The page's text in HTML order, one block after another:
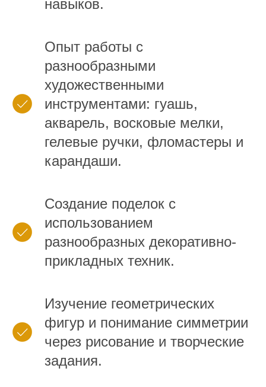
навыков.
Опыт работы с
разнообразными
художественными
инструментами: гуашь,
акварель, восковые мелки,
гелевые ручки, фломастеры и
карандаши.
Создание поделок с
использованием
разнообразных декоративно-
прикладных техник.
Изучение геометрических
фигур и понимание симметрии
через рисование и творческие
задания.